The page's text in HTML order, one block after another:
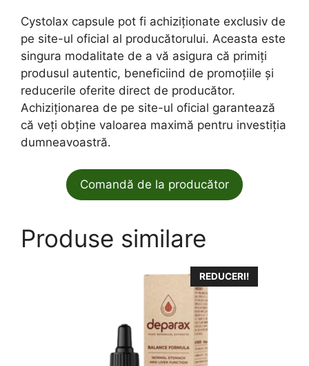
Cystolax capsule pot fi achiziționate exclusiv de
pe site-ul oficial al producătorului. Aceasta este
singura modalitate de a vă asigura că primiți
produsul autentic, beneficiind de promoțiile și
reducerile oferite direct de producător.
Achiziționarea de pe site-ul oficial garantează
că veți obține valoarea maximă pentru investiția
dumneavoastră.
Comandă de la producător
Produse similare
REDUCERI!